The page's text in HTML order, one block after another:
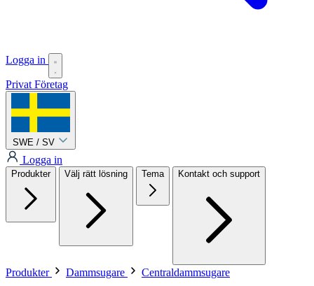
Logga in
Privat Företag
SWE / SV
Logga in
Produkter Välj rätt lösning Tema Kontakt och support
Produkter Dammsugare Centraldammsugare